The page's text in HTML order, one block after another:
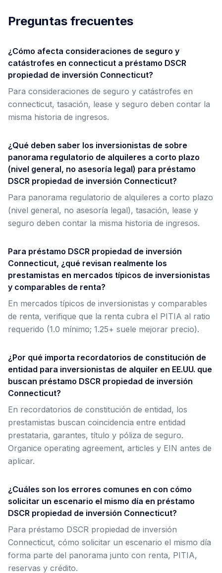
Preguntas frecuentes
¿Cómo afecta consideraciones de seguro y
catástrofes en connecticut a préstamo DSCR
propiedad de inversión Connecticut?
Para consideraciones de seguro y catástrofes en
connecticut, tasación, lease y seguro deben contar la
misma historia de ingresos.
¿Qué deben saber los inversionistas de sobre
panorama regulatorio de alquileres a corto plazo
(nivel general, no asesoría legal) para préstamo
DSCR propiedad de inversión Connecticut?
Para panorama regulatorio de alquileres a corto plazo
(nivel general, no asesoría legal), tasación, lease y
seguro deben contar la misma historia de ingresos.
Para préstamo DSCR propiedad de inversión
Connecticut, ¿qué revisan realmente los
prestamistas en mercados típicos de inversionistas
y comparables de renta?
En mercados típicos de inversionistas y comparables
de renta, verifique que la renta cubra el PITIA al ratio
requerido (1.0 mínimo; 1.25+ suele mejorar precio).
¿Por qué importa recordatorios de constitución de
entidad para inversionistas de alquiler en EE.UU. que
buscan préstamo DSCR propiedad de inversión
Connecticut?
En recordatorios de constitución de entidad, los
prestamistas buscan coincidencia entre entidad
prestataria, garantes, título y póliza de seguro.
Organice operating agreement, articles y EIN antes de
aplicar.
¿Cuáles son los errores comunes en con cómo
solicitar un escenario el mismo día en préstamo
DSCR propiedad de inversión Connecticut?
Para préstamo DSCR propiedad de inversión
Connecticut, cómo solicitar un escenario el mismo día
forma parte del panorama junto con renta, PITIA,
reservas y crédito.